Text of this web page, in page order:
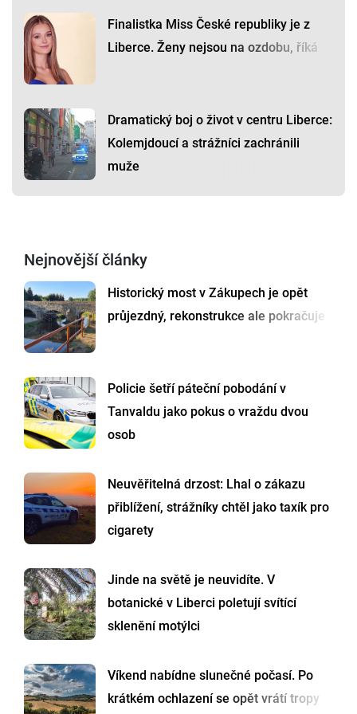
Finalistka Miss České republiky je z
Liberce. Ženy nejsou na ozdobu, říká
Dramatický boj o život v centru Liberce:
Kolemjdoucí a strážníci zachránili
muže
Nejnovější články
Historický most v Zákupech je opět
průjezdný, rekonstrukce ale pokračuje
Policie šetří páteční pobodání v
Tanvaldu jako pokus o vraždu dvou
osob
Neuvěřitelná drzost: Lhal o zákazu
přiblížení, strážníky chtěl jako taxík pro
cigarety
Jinde na světě je neuvidíte. V
botanické v Liberci poletují svítící
sklenění motýlci
Víkend nabídne slunečné počasí. Po
krátkém ochlazení se opět vrátí tropy